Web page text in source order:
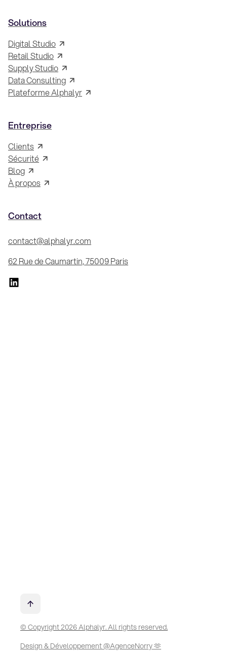
Solutions
Digital Studio
Retail Studio
Supply Studio
Data Consulting
Plateforme Alphalyr
Entreprise
Clients
Sécurité
Blog
À propos
Contact
contact@alphalyr.com
62 Rue de Caumartin, 75009 Paris
© Copyright 2026 Alphalyr. All rights reserved.
Design & Développement @AgenceNorry 🫶